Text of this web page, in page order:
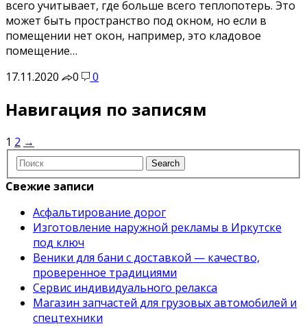
всего учитывает, где больше всего теплопотерь. Это
может быть пространство под окном, но если в
помещении нет окон, например, это кладовое
помещение…
17.11.2020
0 0
Навигация по записям
1 2 →
Свежие записи
Асфальтирование дорог
Изготовление наружной рекламы в Иркутске
под ключ
Веники для бани с доставкой — качество,
проверенное традициями
Сервис индивидуального релакса
Магазин запчастей для грузовых автомобилей и
спецтехники